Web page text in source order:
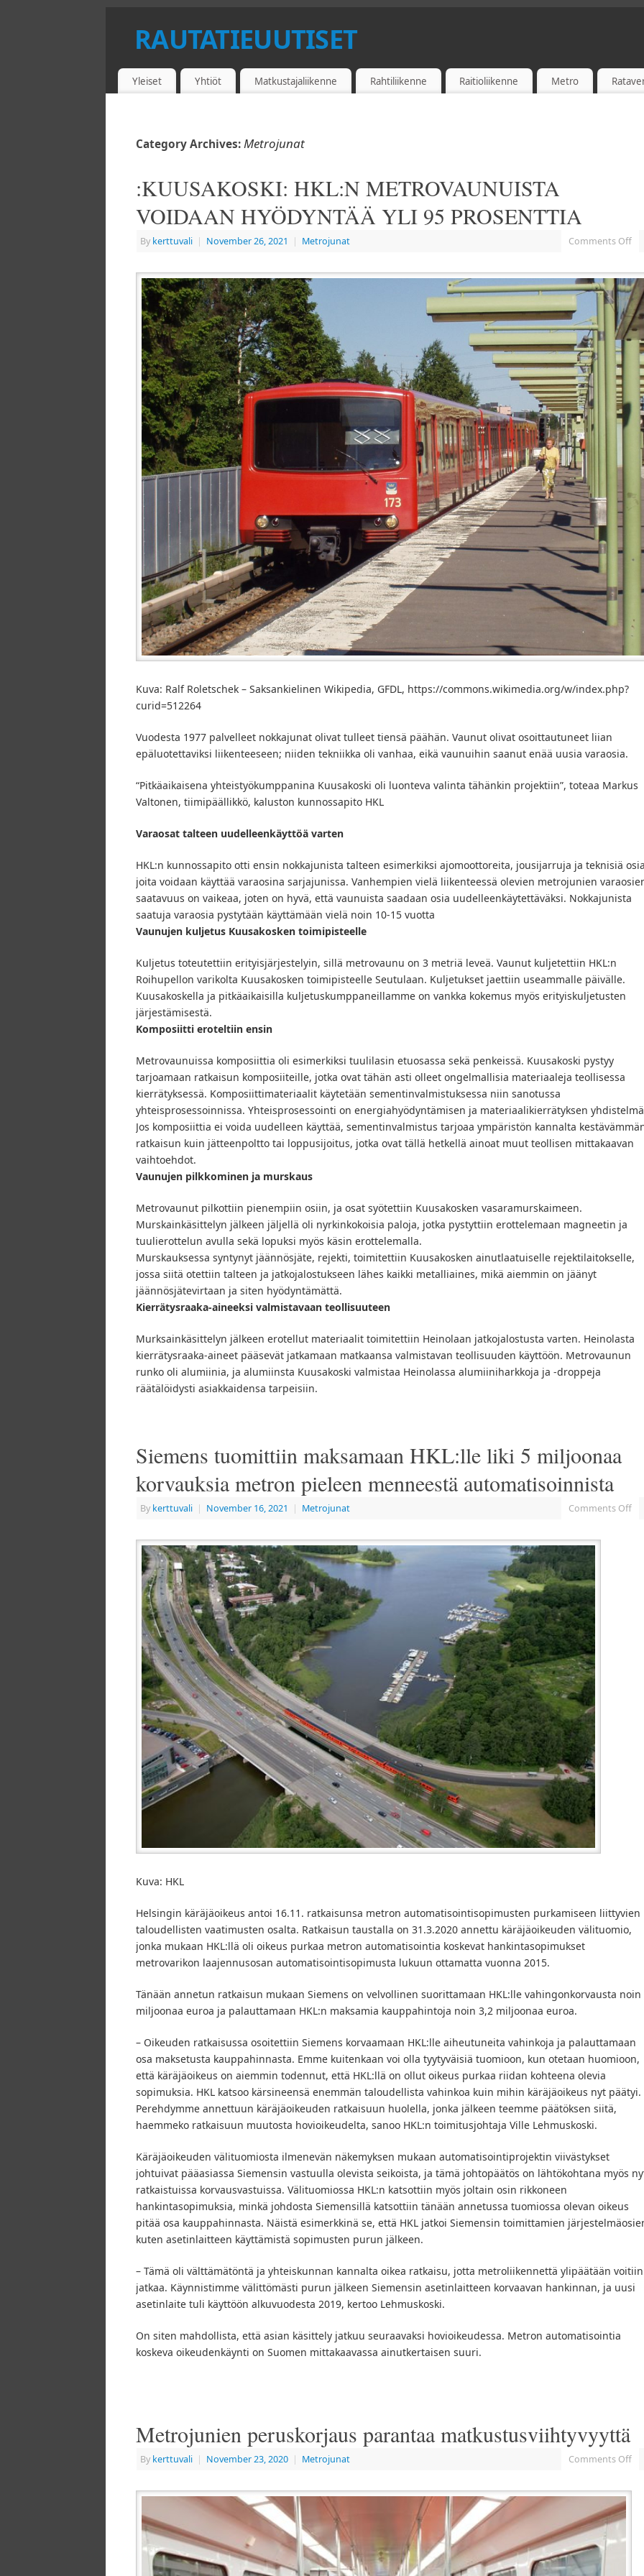
RAUTATIEUUTISET
Yleiset Yhtiöt Matkustajaliikenne Rahtiliikenne Raitioliikenne Metro
Category Archives:Metrojunat
:KUUSAKOSKI: HKL:N METROVAUNUISTA
VOIDAAN HYÖDYNTÄÄ YLI 95 PROSENTTIA
By kerttuvali | November 26, 2021 | Metrojunat Comments Off
Kuva: Ralf Roletschek – Saksankielinen Wikipedia, GFDL, https://commons.wikimedia.org/w/index.php?
curid=512264
Vuodesta 1977 palvelleet nokkajunat olivat tulleet tiensä päähän. Vaunut olivat osoittautuneet liian
epäluotettaviksi liikenteeseen; niiden tekniikka oli vanhaa, eikä vaunuihin saanut enää uusia varaosia.
“Pitkäaikaisena yhteistyökumppanina Kuusakoski oli luonteva valinta tähänkin projektiin”, toteaa Markus
Valtonen, tiimipäällikkö, kaluston kunnossapito HKL
Varaosat talteen uudelleenkäyttöä varten
HKL:n kunnossapito otti ensin nokkajunista talteen esimerkiksi ajomoottoreita, jousijarruja ja teknisiä
joita voidaan käyttää varaosina sarjajunissa. Vanhempien vielä liikenteessä olevien metrojunien
saatavuus on vaikeaa, joten on hyvä, että vaunuista saadaan osia uudelleenkäytettäväksi. Nokkajunista
saatuja varaosia pystytään käyttämään vielä noin 10-15 vuotta
Vaunujen kuljetus Kuusakosken toimipisteelle
Kuljetus toteutettiin erityisjärjestelyin, sillä metrovaunu on 3 metriä leveä. Vaunut kuljetettiin HKL:n
Roihupellon varikolta Kuusakosken toimipisteelle Seutulaan. Kuljetukset jaettiin useammalle päivälle.
Kuusakoskella ja pitkäaikaisilla kuljetuskumppaneillamme on vankka kokemus myös erityiskuljetusten
järjestämisestä.
Komposiitti eroteltiin ensin
Metrovaunuissa komposiittia oli esimerkiksi tuulilasin etuosassa sekä penkeissä. Kuusakoski pystyy
tarjoamaan ratkaisun komposiiteille, jotka ovat tähän asti olleet ongelmallisia materiaaleja teollisessa
kierrätyksessä. Komposiittimateriaalit käytetään sementinvalmistuksessa niin sanotussa
yhteisprosessoinnissa. Yhteisprosessointi on energiahyödyntämisen ja materiaalikierrätyksen
Jos komposiittia ei voida uudelleen käyttää, sementinvalmistus tarjoaa ympäristön kannalta
ratkaisun kuin jätteenpoltto tai loppusijoitus, jotka ovat tällä hetkellä ainoat muut teollisen mittakaavan
vaihtoehdot.
Vaunujen pilkkominen ja murskaus
Metrovaunut pilkottiin pienempiin osiin, ja osat syötettiin Kuusakosken vasaramurskaimeen.
Murskainkäsittelyn jälkeen jäljellä oli nyrkinkokoisia paloja, jotka pystyttiin erottelemaan magneetin ja
tuulierottelun avulla sekä lopuksi myös käsin erottelemalla.
Murskauksessa syntynyt jäännösjäte, rejekti, toimitettiin Kuusakosken ainutlaatuiselle rejektilaitokselle,
jossa siitä otettiin talteen ja jatkojalostukseen lähes kaikki metalliaines, mikä aiemmin on jäänyt
jäännösjätevirtaan ja siten hyödyntämättä.
Kierrätysraaka-aineeksi valmistavaan teollisuuteen
Murksainkäsittelyn jälkeen erotellut materiaalit toimitettiin Heinolaan jatkojalostusta varten. Heinolasta
kierrätysraaka-aineet pääsevät jatkamaan matkaansa valmistavan teollisuuden käyttöön. Metrovaunun
runko oli alumiinia, ja alumiinsta Kuusakoski valmistaa Heinolassa alumiiniharkkoja ja -droppeja
räätälöidysti asiakkaidensa tarpeisiin.
Siemens tuomittiin maksamaan HKL:lle liki 5 miljoonaa
korvauksia metron pieleen menneestä automatisoinnista
By kerttuvali | November 16, 2021 | Metrojunat Comments Off
Kuva: HKL
Helsingin käräjäoikeus antoi 16.11. ratkaisunsa metron automatisointisopimusten purkamiseen liittyvien
taloudellisten vaatimusten osalta. Ratkaisun taustalla on 31.3.2020 annettu käräjäoikeuden välituomio,
jonka mukaan HKL:llä oli oikeus purkaa metron automatisointia koskevat hankintasopimukset
metrovarikon laajennusosan automatisointisopimusta lukuun ottamatta vuonna 2015.
Tänään annetun ratkaisun mukaan Siemens on velvollinen suorittamaan HKL:lle vahingonkorvausta noin
miljoonaa euroa ja palauttamaan HKL:n maksamia kauppahintoja noin 3,2 miljoonaa euroa.
– Oikeuden ratkaisussa osoitettiin Siemens korvaamaan HKL:lle aiheutuneita vahinkoja ja palauttamaan
osa maksetusta kauppahinnasta. Emme kuitenkaan voi olla tyytyväisiä tuomioon, kun otetaan huomioon,
että käräjäoikeus on aiemmin todennut, että HKL:llä on ollut oikeus purkaa riidan kohteena olevia
sopimuksia. HKL katsoo kärsineensä enemmän taloudellista vahinkoa kuin mihin käräjäoikeus nyt päätyi.
Perehdymme annettuun käräjäoikeuden ratkaisuun huolella, jonka jälkeen teemme päätöksen siitä,
haemmeko ratkaisuun muutosta hovioikeudelta, sanoo HKL:n toimitusjohtaja Ville Lehmuskoski.
Käräjäoikeuden välituomiosta ilmenevän näkemyksen mukaan automatisointiprojektin viivästykset
johtuivat pääasiassa Siemensin vastuulla olevista seikoista, ja tämä johtopäätös on lähtökohtana myös
ratkaistuissa korvausvastuissa. Välituomiossa HKL:n katsottiin myös joltain osin rikkoneen
hankintasopimuksia, minkä johdosta Siemensillä katsottiin tänään annetussa tuomiossa olevan oikeus
pitää osa kauppahinnasta. Näistä esimerkkinä se, että HKL jatkoi Siemensin toimittamien
kuten asetinlaitteen käyttämistä sopimusten purun jälkeen.
– Tämä oli välttämätöntä ja yhteiskunnan kannalta oikea ratkaisu, jotta metroliikennettä ylipäätään voitiin
jatkaa. Käynnistimme välittömästi purun jälkeen Siemensin asetinlaitteen korvaavan hankinnan, ja uusi
asetinlaite tuli käyttöön alkuvuodesta 2019, kertoo Lehmuskoski.
On siten mahdollista, että asian käsittely jatkuu seuraavaksi hovioikeudessa. Metron automatisointia
koskeva oikeudenkäynti on Suomen mittakaavassa ainutkertaisen suuri.
Metrojunien peruskorjaus parantaa matkustusviihtyvyyttä
By kerttuvali | November 23, 2020 | Metrojunat Comments Off